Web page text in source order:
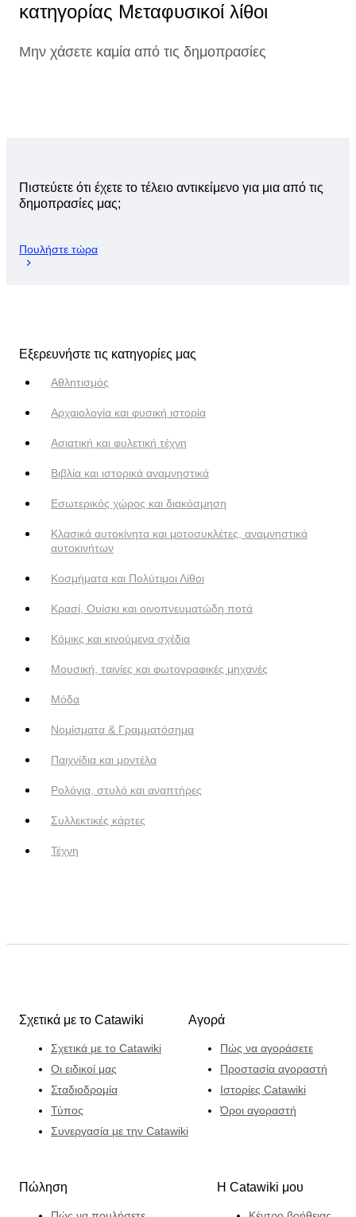
κατηγορίας Μεταφυσικοί λίθοι
Μην χάσετε καμία από τις δημοπρασίες
Πιστεύετε ότι έχετε το τέλειο αντικείμενο για μια από τις
δημοπρασίες μας;
Πουλήστε τώρα
Εξερευνήστε τις κατηγορίες μας
Αθλητισμός
Αρχαιολογία και φυσική ιστορία
Ασιατική και φυλετική τέχνη
Βιβλία και ιστορικά αναμνηστικά
Εσωτερικός χώρος και διακόσμηση
Κλασικά αυτοκίνητα και μοτοσυκλέτες, αναμνηστικά
αυτοκινήτων
Κοσμήματα και Πολύτιμοι Λίθοι
Κρασί, Ουίσκι και οινοπνευματώδη ποτά
Κόμικς και κινούμενα σχέδια
Μουσική, ταινίες και φωτογραφικές μηχανές
Μόδα
Νομίσματα & Γραμματόσημα
Παιχνίδια και μοντέλα
Ρολόγια, στυλό και αναπτήρες
Συλλεκτικές κάρτες
Τέχνη
Σχετικά με το Catawiki
Σχετικά με το Catawiki
Οι ειδικοί μας
Σταδιοδρομία
Τύπος
Συνεργασία με την Catawiki
Αγορά
Πώς να αγοράσετε
Προστασία αγοραστή
Ιστορίες Catawiki
Όροι αγοραστή
Πώληση Η Catawiki μου